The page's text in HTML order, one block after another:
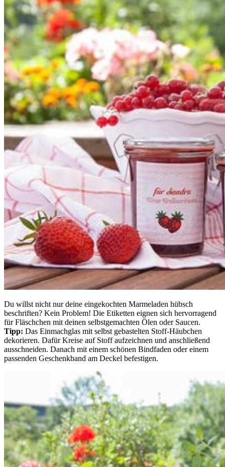
Du willst nicht nur deine eingekochten Marmeladen hübsch
beschriften? Kein Problem! Die Etiketten eignen sich hervorragend
für Fläschchen mit deinen selbstgemachten Ölen oder Saucen.
Tipp: Das Einmachglas mit selbst gebastelten Stoff-Häubchen
dekorieren. Dafür Kreise auf Stoff aufzeichnen und anschließend
ausschneiden. Danach mit einem schönen Bindfaden oder einem
passenden Geschenkband am Deckel befestigen.